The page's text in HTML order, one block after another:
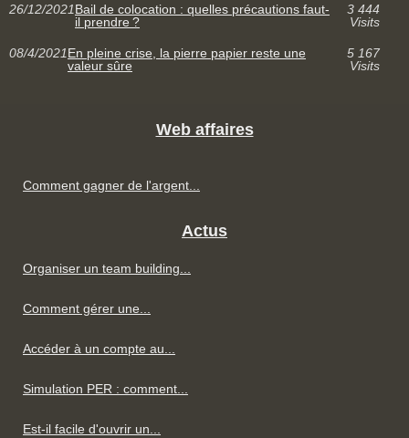
26/12/2021Bail de colocation : quelles précautions faut-
il prendre ?
3 444
Visits
08/4/2021En pleine crise, la pierre papier reste une
valeur sûre
5 167
Visits
Web affaires
Comment gagner de l'argent...
Actus
Organiser un team building...
Comment gérer une...
Accéder à un compte au...
Simulation PER : comment...
Est-il facile d'ouvrir un...